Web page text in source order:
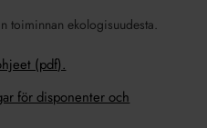
toiminnan ekologisuudesta.
(pdf).
för disponenter och